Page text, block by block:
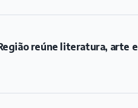
reúne literatura, arte e